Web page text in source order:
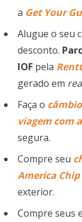
a Get Your
Alugue o seu
desconto.
IOF pela
gerado em
Faça o
viagem com
segura.
Compre seu
America
exterior.
Compre seus